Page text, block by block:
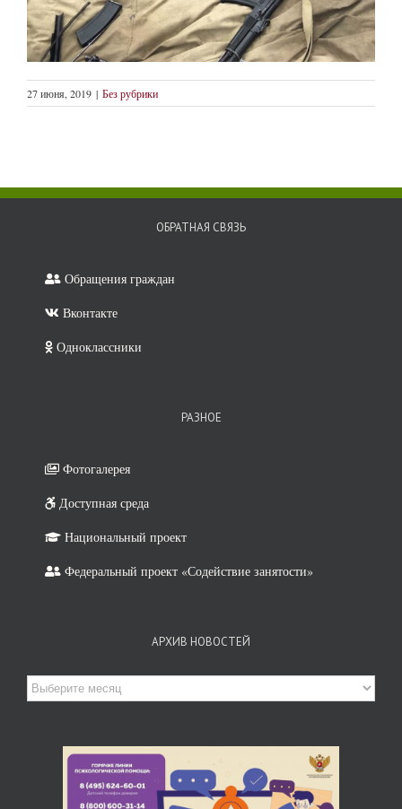
27 июня, 2019 | Без рубрики
ОБРАТНАЯ СВЯЗЬ
Обращения граждан
Вконтакте
Одноклассники
РАЗНОЕ
Фотогалерея
Доступная среда
Национальный проект
Федеральный проект «Содействие занятости»
АРХИВ НОВОСТЕЙ
Архив
новостей